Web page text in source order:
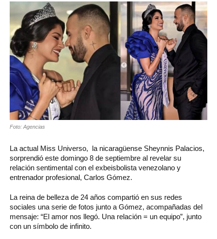
Foto: Agencias
La actual Miss Universo, la nicaragüense Sheynnis Palacios,
sorprendió este domingo 8 de septiembre al revelar su
relación sentimental con el exbeisbolista venezolano y
entrenador profesional, Carlos Gómez.
La reina de belleza de 24 años compartió en sus redes
sociales una serie de fotos junto a Gómez, acompañadas del
mensaje: “El amor nos llegó. Una relación = un equipo”, junto
con un símbolo de infinito.